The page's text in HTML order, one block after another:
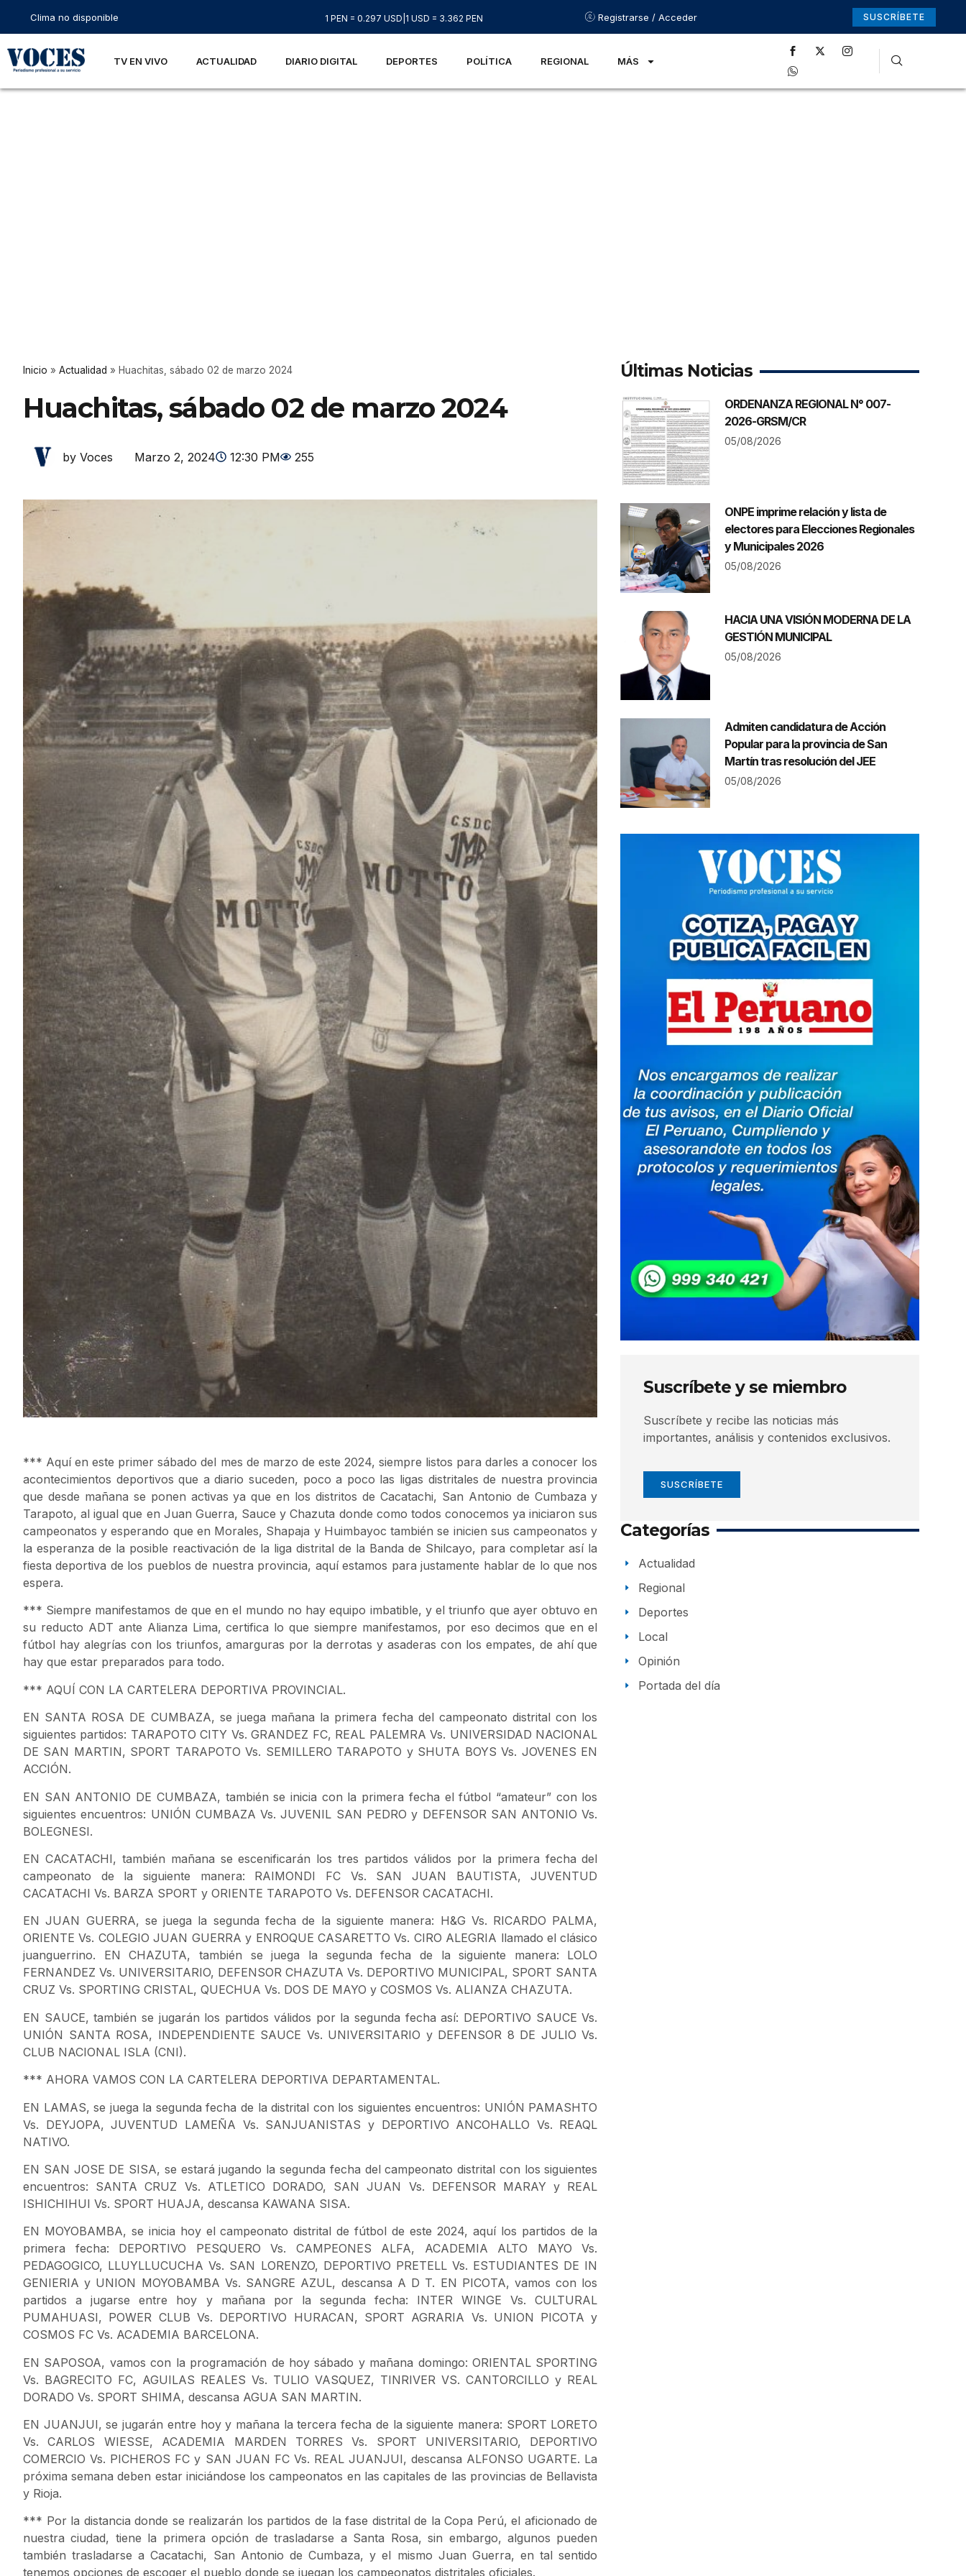
Clima no disponible 1 PEN = 0.297 USD 1 USD = 3.362 PEN Registrarse / Acceder SUSCRÍBETE
TV EN VIVO ACTUALIDAD DIARIO DIGITAL DEPORTES POLÍTICA REGIONAL MÁS
Inicio » Actualidad » Huachitas, sábado 02 de marzo 2024
Huachitas, sábado 02 de marzo 2024
by Voces Marzo 2, 2024 12:30 PM 255
*** Aquí en este primer sábado del mes de marzo de este 2024, siempre listos para darles a conocer los
acontecimientos deportivos que a diario suceden, poco a poco las ligas distritales de nuestra provincia
que desde mañana se ponen activas ya que en los distritos de Cacatachi, San Antonio de Cumbaza y
Tarapoto, al igual que en Juan Guerra, Sauce y Chazuta donde como todos conocemos ya iniciaron sus
campeonatos y esperando que en Morales, Shapaja y Huimbayoc también se inicien sus campeonatos y
la esperanza de la posible reactivación de la liga distrital de la Banda de Shilcayo, para completar así la
fiesta deportiva de los pueblos de nuestra provincia, aquí estamos para justamente hablar de lo que nos
espera.
*** Siempre manifestamos de que en el mundo no hay equipo imbatible, y el triunfo que ayer obtuvo en
su reducto ADT ante Alianza Lima, certifica lo que siempre manifestamos, por eso decimos que en el
fútbol hay alegrías con los triunfos, amarguras por la derrotas y asaderas con los empates, de ahí que
hay que estar preparados para todo.
*** AQUÍ CON LA CARTELERA DEPORTIVA PROVINCIAL.
EN SANTA ROSA DE CUMBAZA, se juega mañana la primera fecha del campeonato distrital con los
siguientes partidos: TARAPOTO CITY Vs. GRANDEZ FC, REAL PALEMRA Vs. UNIVERSIDAD NACIONAL
DE SAN MARTIN, SPORT TARAPOTO Vs. SEMILLERO TARAPOTO y SHUTA BOYS Vs. JOVENES EN
ACCIÓN.
EN SAN ANTONIO DE CUMBAZA, también se inicia con la primera fecha el fútbol “amateur” con los
siguientes encuentros: UNIÓN CUMBAZA Vs. JUVENIL SAN PEDRO y DEFENSOR SAN ANTONIO Vs.
BOLEGNESI.
EN CACATACHI, también mañana se escenificarán los tres partidos válidos por la primera fecha del
campeonato de la siguiente manera: RAIMONDI FC Vs. SAN JUAN BAUTISTA, JUVENTUD
CACATACHI Vs. BARZA SPORT y ORIENTE TARAPOTO Vs. DEFENSOR CACATACHI.
EN JUAN GUERRA, se juega la segunda fecha de la siguiente manera: H&G Vs. RICARDO PALMA,
ORIENTE Vs. COLEGIO JUAN GUERRA y ENROQUE CASARETTO Vs. CIRO ALEGRIA llamado el clásico
juanguerrino. EN CHAZUTA, también se juega la segunda fecha de la siguiente manera: LOLO
FERNANDEZ Vs. UNIVERSITARIO, DEFENSOR CHAZUTA Vs. DEPORTIVO MUNICIPAL, SPORT SANTA
CRUZ Vs. SPORTING CRISTAL, QUECHUA Vs. DOS DE MAYO y COSMOS Vs. ALIANZA CHAZUTA.
EN SAUCE, también se jugarán los partidos válidos por la segunda fecha así: DEPORTIVO SAUCE Vs.
UNIÓN SANTA ROSA, INDEPENDIENTE SAUCE Vs. UNIVERSITARIO y DEFENSOR 8 DE JULIO Vs.
CLUB NACIONAL ISLA (CNI).
*** AHORA VAMOS CON LA CARTELERA DEPORTIVA DEPARTAMENTAL.
EN LAMAS, se juega la segunda fecha de la distrital con los siguientes encuentros: UNIÓN PAMASHTO
Vs. DEYJOPA, JUVENTUD LAMEÑA Vs. SANJUANISTAS y DEPORTIVO ANCOHALLO Vs. REAQL
NATIVO.
EN SAN JOSE DE SISA, se estará jugando la segunda fecha del campeonato distrital con los siguientes
encuentros: SANTA CRUZ Vs. ATLETICO DORADO, SAN JUAN Vs. DEFENSOR MARAY y REAL
ISHICHIHUI Vs. SPORT HUAJA, descansa KAWANA SISA.
EN MOYOBAMBA, se inicia hoy el campeonato distrital de fútbol de este 2024, aquí los partidos de la
primera fecha: DEPORTIVO PESQUERO Vs. CAMPEONES ALFA, ACADEMIA ALTO MAYO Vs.
PEDAGOGICO, LLUYLLUCUCHA Vs. SAN LORENZO, DEPORTIVO PRETELL Vs. ESTUDIANTES DE IN
GENIERIA y UNION MOYOBAMBA Vs. SANGRE AZUL, descansa A D T. EN PICOTA, vamos con los
partidos a jugarse entre hoy y mañana por la segunda fecha: INTER WINGE Vs. CULTURAL
PUMAHUASI, POWER CLUB Vs. DEPORTIVO HURACAN, SPORT AGRARIA Vs. UNION PICOTA y
COSMOS FC Vs. ACADEMIA BARCELONA.
EN SAPOSOA, vamos con la programación de hoy sábado y mañana domingo: ORIENTAL SPORTING
Vs. BAGRECITO FC, AGUILAS REALES Vs. TULIO VASQUEZ, TINRIVER VS. CANTORCILLO y REAL
DORADO Vs. SPORT SHIMA, descansa AGUA SAN MARTIN.
EN JUANJUI, se jugarán entre hoy y mañana la tercera fecha de la siguiente manera: SPORT LORETO
Vs. CARLOS WIESSE, ACADEMIA MARDEN TORRES Vs. SPORT UNIVERSITARIO, DEPORTIVO
COMERCIO Vs. PICHEROS FC y SAN JUAN FC Vs. REAL JUANJUI, descansa ALFONSO UGARTE. La
próxima semana deben estar iniciándose los campeonatos en las capitales de las provincias de Bellavista
y Rioja.
*** Por la distancia donde se realizarán los partidos de la fase distrital de la Copa Perú, el aficionado de
nuestra ciudad, tiene la primera opción de trasladarse a Santa Rosa, sin embargo, algunos pueden
también trasladarse a Cacatachi, San Antonio de Cumbaza, y el mismo Juan Guerra, en tal sentido
tenemos opciones de escoger el pueblo donde se juegan los campeonatos distritales oficiales.
Últimas Noticias
ORDENANZA REGIONAL N° 007-
2026-GRSM/CR
05/08/2026
ONPE imprime relación y lista de
electores para Elecciones Regionales
y Municipales 2026
05/08/2026
HACIA UNA VISIÓN MODERNA DE LA
GESTIÓN MUNICIPAL
05/08/2026
Admiten candidatura de Acción
Popular para la provincia de San
Martín tras resolución del JEE
05/08/2026
Suscríbete y se miembro
Suscríbete y recibe las noticias más
importantes, análisis y contenidos exclusivos.
SUSCRÍBETE
Categorías
Actualidad
Regional
Deportes
Local
Opinión
Portada del día